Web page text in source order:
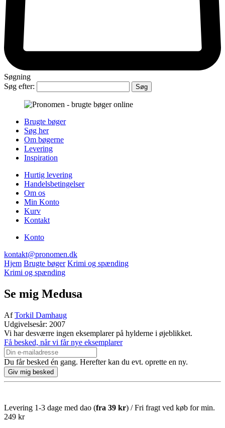
Søgning
Søg efter:
Brugte bøger
Søg her
Om bøgerne
Levering
Inspiration
Hurtig levering
Handelsbetingelser
Om os
Min Konto
Kurv
Kontakt
Konto
kontakt@pronomen.dk
Hjem Brugte bøger Krimi og spænding
Krimi og spænding
Se mig Medusa
AfTorkil Damhaug
Udgivelsesår: 2007
Vi har desværre ingen eksemplarer på hylderne i øjeblikket.
Få besked, når vi får nye eksemplarer
Du får besked én gang. Herefter kan du evt. oprette en ny.
Levering 1-3 dage med dao (fra 39 kr) / Fri fragt ved køb for min.
249 kr